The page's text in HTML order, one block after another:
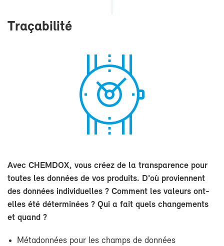
Tra­ça­bi­li­té
Avec CHEM­DOX, vous créez de la trans­pa­rence pour
toutes les don­nées de vos pro­duits. D'où pro­viennent
des don­nées in­di­vi­duelles ? Com­ment les va­leurs ont-​
elles été dé­ter­mi­nées ? Qui a fait quels chan­ge­ments
et quand ?
Mé­ta­don­nées pour les champs de don­nées